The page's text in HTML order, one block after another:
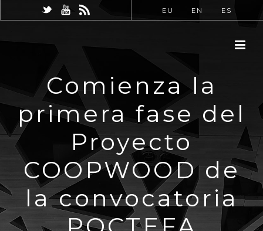
EU EN ES
Comienza la
primera fase del
Proyecto
COOPWOOD de
la convocatoria